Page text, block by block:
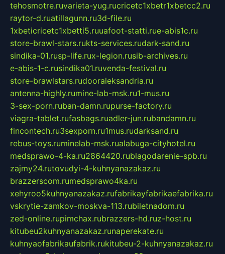
tehosmotre.ruvarieta-yug.rucricetc1xbetr1xbetcc2.ru
raytor-d.ruatillagunn.ru3d-file.ru
1xbeticricetc1xbetti5.ruuafoot-statti.rue-abis1c.ru
store-brawl-stars.rukts-services.rudark-sand.ru
sindika-01.rusp-life.rux-legion.rusib-archives.ru
e-abis-1-c.rusindika01.ruvenda-festival.ru
store-brawlstars.rudooraleksandria.ru
antenna-highly.rumine-lab-msk.ru1-mus.ru
3-sex-porn.ruban-damn.rupurse-factory.ru
viagra-tablet.rufasbags.ruadler-jun.rubandamn.ru
fincontech.ru3sexporn.ru1mus.rudarksand.ru
rebus-toys.ruminelab-msk.rualabuga-cityhotel.ru
medsprawo-4-ka.ru2864420.rublagodarenie-spb.ru
zajmy24.rutovudyi-4-kuhnyanazakaz.ru
brazzerscom.rumedsprawo4ka.ru
xehyroo5kuhnyanazakaz.rufabrikayfabrikaefabrika.ru
vskrytie-zamkov-moskva-113.rubiletnadom.ru
zed-online.rupimchax.rubrazzers-hd.ruz-host.ru
kitubeu2kuhnyanazakaz.runaperekate.ru
kuhnyaofabrikaufabrik.rukitubeu-2-kuhnyanazakaz.ru